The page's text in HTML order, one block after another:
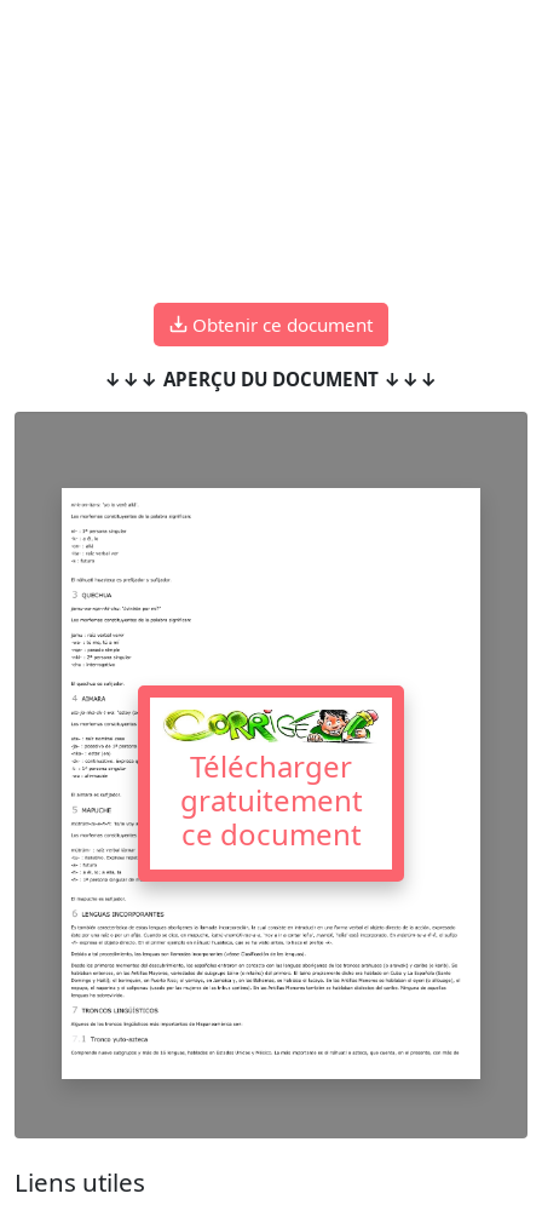
Obtenir ce document
↓↓↓ APERÇU DU DOCUMENT ↓↓↓
Télécharger
gratuitement
ce document
Liens utiles